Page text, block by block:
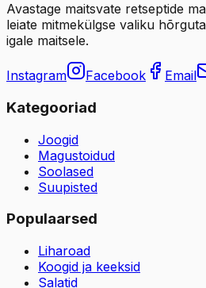
Avastage maitsvate retseptide
leiate mitmekülgse valiku
igale maitsele.
Instagram Facebook Email
Kategooriad
Joogid
Magustoidud
Soolased
Suupisted
Populaarsed
Liharoad
Koogid ja keeksid
Salatid